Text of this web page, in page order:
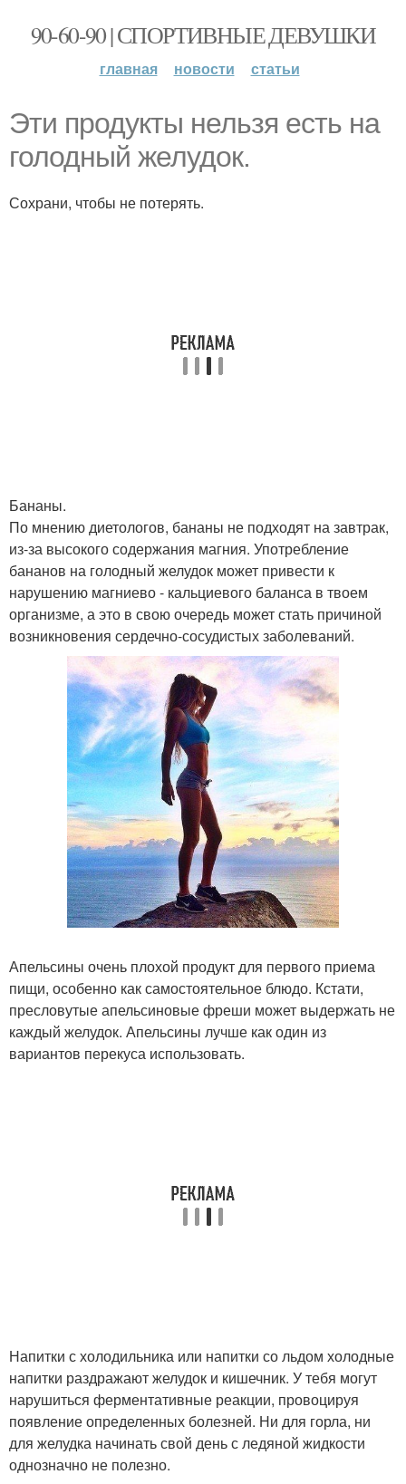
90-60-90 | СПОРТИВНЫЕ ДЕВУШКИ
главная новости статьи
Эти продукты нельзя есть на
голодный желудок.
Сохрани, чтобы не потерять.
Бананы.
По мнению диетологов, бананы не подходят на завтрак,
из-за высокого содержания магния. Употребление
бананов на голодный желудок может привести к
нарушению магниево - кальциевого баланса в твоем
организме, а это в свою очередь может стать причиной
возникновения сердечно-сосудистых заболеваний.
Апельсины очень плохой продукт для первого приема
пищи, особенно как самостоятельное блюдо. Кстати,
пресловутые апельсиновые фреши может выдержать не
каждый желудок. Апельсины лучше как один из
вариантов перекуса использовать.
Напитки с холодильника или напитки со льдом холодные
напитки раздражают желудок и кишечник. У тебя могут
нарушиться ферментативные реакции, провоцируя
появление определенных болезней. Ни для горла, ни
для желудка начинать свой день с ледяной жидкости
однозначно не полезно.